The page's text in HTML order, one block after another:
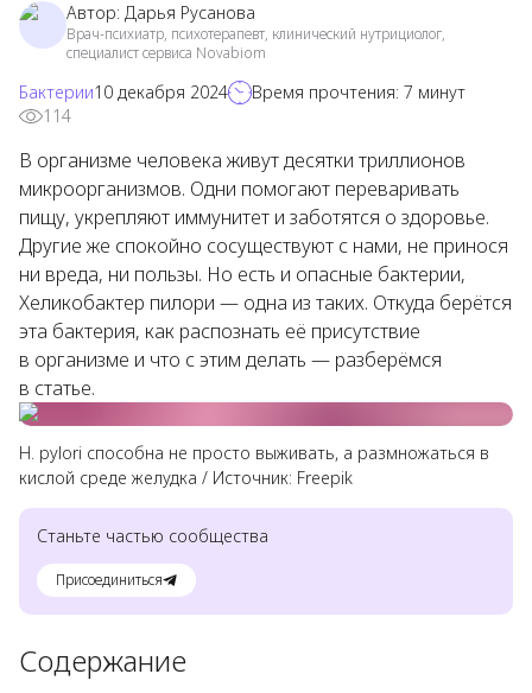
Автор: Дарья Русанова
Врач-психиатр, психотерапевт, клинический нутрициолог,
специалист сервиса Novabiom
Бактерии10 декабря 2024 Время прочтения: 7 минут
114
В организме человека живут десятки триллионов
микроорганизмов. Одни помогают переваривать
пищу, укрепляют иммунитет и заботятся о здоровье.
Другие же спокойно сосуществуют с нами, не принося
ни вреда, ни пользы. Но есть и опасные бактерии,
Хеликобактер пилори — одна из таких. Откуда берётся
эта бактерия, как распознать её присутствие
в организме и что с этим делать — разберёмся
в статье.
H. pylori способна не просто выживать, а размножаться в
кислой среде желудка / Источник: Freepik
Станьте частью сообщества
Присоединиться
Содержание